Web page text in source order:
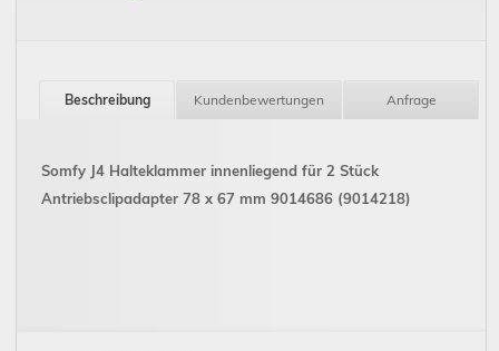
Beschreibung Kundenbewertungen Anfrage
Somfy J4 Halteklammer innenliegend für 2 Stück
Antriebsclipadapter 78 x 67 mm 9014686 (9014218)